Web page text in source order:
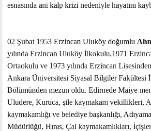
esnasında ani kalp krizi nedeniyle hayatını
02 Şubat 1953 Erzincan Uluköy doğumlu
yılında Erzincan Uluköy İlkokulu,1971
Ortaokulu ve 1973 yılında Erzincan
Ankara Üniversitesi Siyasal Bilgiler Fakültesi
Bölümünden mezun oldu. Edirnede Maiye
Uludere, Kuruca, şile kaymakam vekillikleri,
kaymakamlığı ve belediye başkanlığı,
Müdürlüğü, Hınıs, Çal kaymakamlıkları,